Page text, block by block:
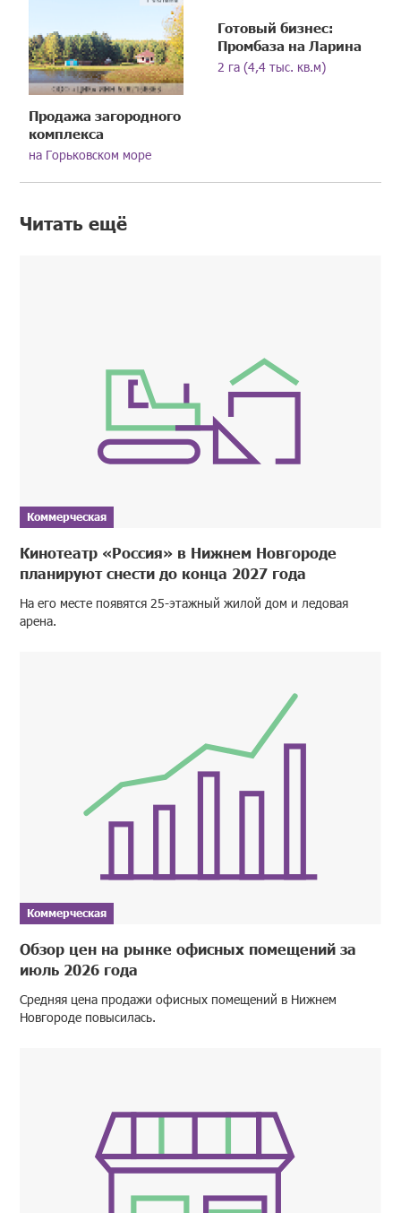
Продажа загородного
комплекса
на Горьковском море
Готовый бизнес:
Промбаза на Ларина
2 га (4,4 тыс. кв.м)
Читать ещё
Коммерческая
Кинотеатр «Россия» в Нижнем Новгороде
планируют снести до конца 2027 года
На его месте появятся 25-этажный жилой дом и ледовая
арена.
Коммерческая
Обзор цен на рынке офисных помещений за
июль 2026 года
Средняя цена продажи офисных помещений в Нижнем
Новгороде повысилась.